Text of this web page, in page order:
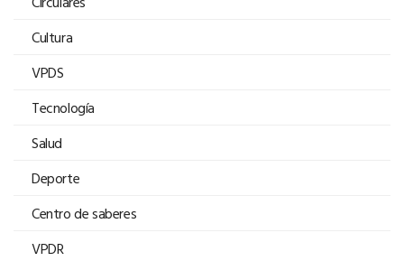
Cultura
VPDS
Tecnología
Salud
Deporte
Centro de saberes
VPDR